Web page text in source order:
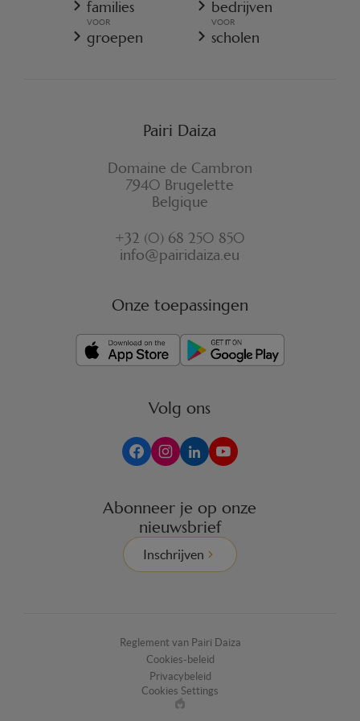
COOKIES-BELEID
REGLEMENT VAN PAIRI DAIZA
VERZEKERINGSVOORWAARDEN ANNULATIE
families bedrijven
VOOR
groepen
VOOR
scholen
Pairi Daiza
Domaine de Cambron
7940 Brugelette
Belgique
+32 (0) 68 250 850
info@pairidaiza.eu
Onze toepassingen
Volg ons
Abonneer je op onze
nieuwsbrief
Inschrijven
Reglement van Pairi Daiza
Cookies-beleid
Privacybeleid
Cookies Settings
Made